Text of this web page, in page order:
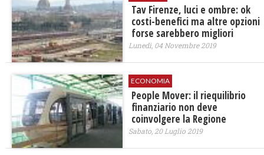
Tav Firenze, luci e ombre: ok
costi-benefici ma altre opzioni
forse sarebbero migliori
Lunedì, 04 Novembre 2019
ECONOMIA
People Mover: il riequilibrio
finanziario non deve
coinvolgere la Regione
Sabato, 20 Luglio 2019